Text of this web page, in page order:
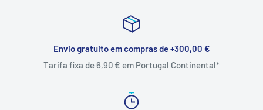
Envio gratuito em compras de +300,00 €
Tarifa fixa de 6,90 € em Portugal Continental*